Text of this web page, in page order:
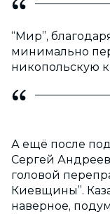
“Мир”,
минимально
никопольскую
А ещё после
Сергей
головой
Киевщины”.
наверное,